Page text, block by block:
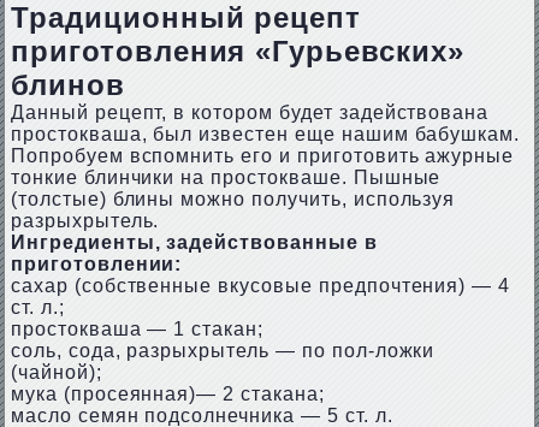
Традиционный рецепт
приготовления «Гурьевских»
блинов
Данный рецепт, в котором будет задействована
простокваша, был известен еще нашим бабушкам.
Попробуем вспомнить его и приготовить ажурные
тонкие блинчики на простокваше. Пышные
(толстые) блины можно получить, используя
разрыхрытель.
Ингредиенты, задействованные в
приготовлении:
сахар (собственные вкусовые предпочтения) — 4
ст. л.;
простокваша — 1 стакан;
соль, сода, разрыхрытель — по пол-ложки
(чайной);
мука (просеянная)— 2 стакана;
масло семян подсолнечника — 5 ст. л.